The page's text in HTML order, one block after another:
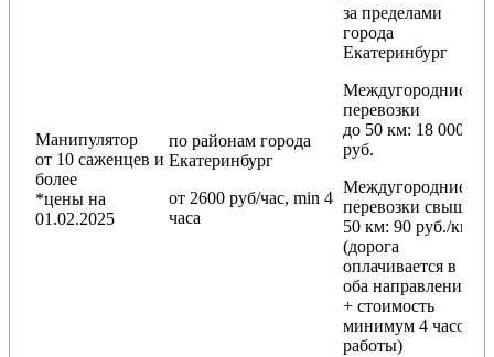
Манипулятор
от 10 саженцев и
более
*цены на
01.02.2025
по районам города
Екатеринбург
от 2600 руб/час, min 4
часа
за пределами
города
Екатеринбург
Междугородние
перевозки
до 50 км: 18 000
руб.
Междугородние
перевозки свыше
50 км: 90 руб./км
(дорога
оплачивается в
оба направления
+ стоимость
минимум 4 часов
работы)